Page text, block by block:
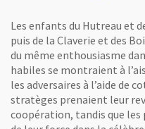
Les enfants du Hutreau et
puis de la Claverie et des
du même enthousiasme
habiles se montraient à
les adversaires à l’aide de
stratèges prenaient leur
coopération, tandis que